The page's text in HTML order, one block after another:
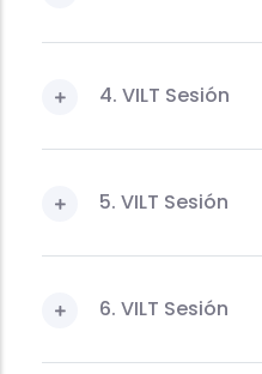
4. VILT Sesión
5. VILT Sesión
6. VILT Sesión